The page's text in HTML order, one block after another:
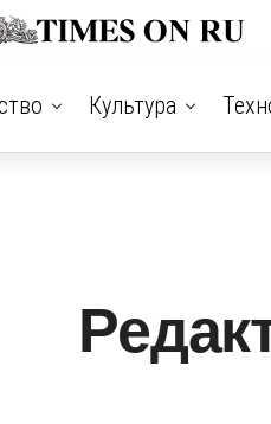
Культура